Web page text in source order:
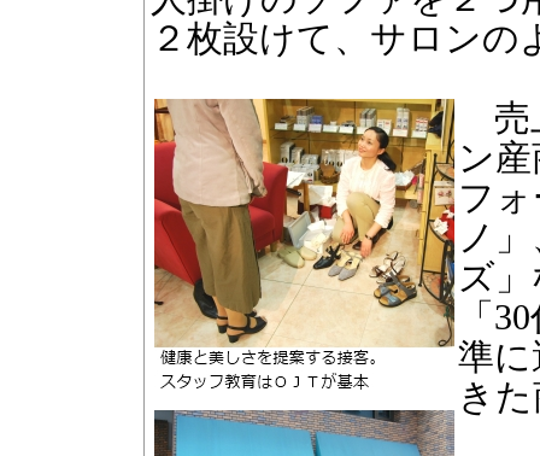
２枚設けて、サロンの
売
ン
フ
ノ
ズ
「
準に
き